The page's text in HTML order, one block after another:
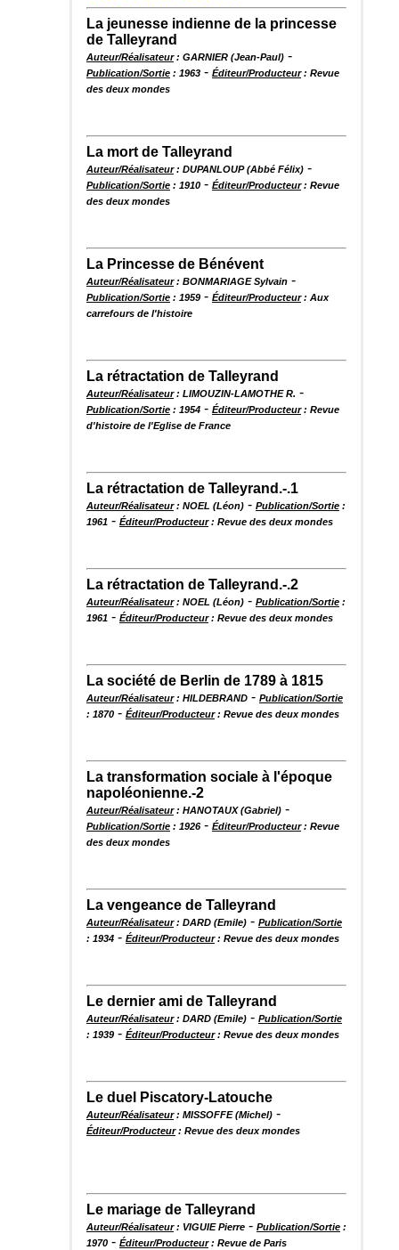
La jeunesse indienne de la princesse
de Talleyrand
Auteur/Réalisateur: GARNIER (Jean-Paul) -
Publication/Sortie : 1963 - Éditeur/Producteur: Revue
des deux mondes
La mort de Talleyrand
Auteur/Réalisateur: DUPANLOUP (Abbé Félix) -
Publication/Sortie : 1910 - Éditeur/Producteur: Revue
des deux mondes
La Princesse de Bénévent
Auteur/Réalisateur: BONMARIAGE Sylvain -
Publication/Sortie : 1959 - Éditeur/Producteur: Aux
carrefours de l'histoire
La rétractation de Talleyrand
Auteur/Réalisateur: LIMOUZIN-LAMOTHE R. -
Publication/Sortie : 1954 - Éditeur/Producteur: Revue
d'histoire de l'Eglise de France
La rétractation de Talleyrand.-.1
Auteur/Réalisateur: NOEL (Léon) - Publication/Sortie :
1961 - Éditeur/Producteur: Revue des deux mondes
La rétractation de Talleyrand.-.2
Auteur/Réalisateur: NOEL (Léon) - Publication/Sortie :
1961 - Éditeur/Producteur: Revue des deux mondes
La société de Berlin de 1789 à 1815
Auteur/Réalisateur: HILDEBRAND - Publication/Sortie
: 1870 - Éditeur/Producteur: Revue des deux mondes
La transformation sociale à l'époque
napoléonienne.-2
Auteur/Réalisateur: HANOTAUX (Gabriel) -
Publication/Sortie : 1926 - Éditeur/Producteur: Revue
des deux mondes
La vengeance de Talleyrand
Auteur/Réalisateur: DARD (Emile) - Publication/Sortie
: 1934 - Éditeur/Producteur: Revue des deux mondes
Le dernier ami de Talleyrand
Auteur/Réalisateur: DARD (Emile) - Publication/Sortie
: 1939 - Éditeur/Producteur: Revue des deux mondes
Le duel Piscatory-Latouche
Auteur/Réalisateur: MISSOFFE (Michel) -
Éditeur/Producteur: Revue des deux mondes
Le mariage de Talleyrand
Auteur/Réalisateur: VIGUIE Pierre - Publication/Sortie :
1970 - Éditeur/Producteur: Revue de Paris